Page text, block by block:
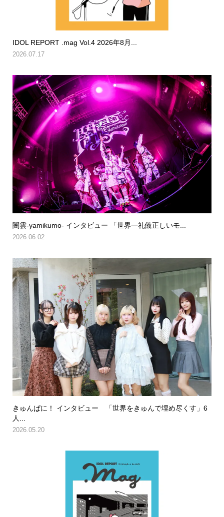
IDOL REPORT .mag Vol.4 2026年8月...
2026.07.17
闇雲-yamikumo- インタビュー 「世界一礼儀正しいモ...
2026.06.02
きゅんぱに！ インタビュー 「世界をきゅんで埋め尽くす」6
人...
2026.05.20